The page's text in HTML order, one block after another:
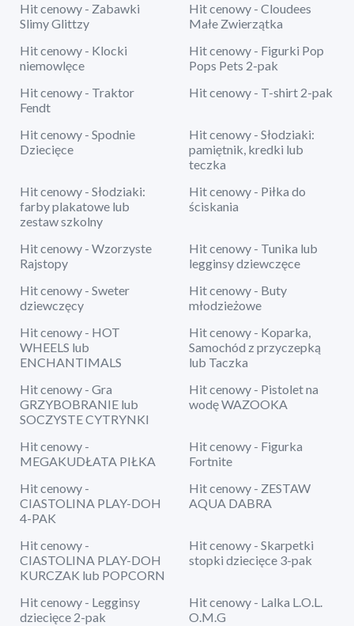
Hit cenowy - Zabawki
Slimy Glittzy
Hit cenowy - Cloudees
Małe Zwierzątka
Hit cenowy - Klocki
niemowlęce
Hit cenowy - Figurki Pop
Pops Pets 2-pak
Hit cenowy - Traktor
Fendt
Hit cenowy - T-shirt 2-pak
Hit cenowy - Spodnie
Dziecięce
Hit cenowy - Słodziaki:
pamiętnik, kredki lub
teczka
Hit cenowy - Słodziaki:
farby plakatowe lub
zestaw szkolny
Hit cenowy - Piłka do
ściskania
Hit cenowy - Wzorzyste
Rajstopy
Hit cenowy - Tunika lub
legginsy dziewczęce
Hit cenowy - Sweter
dziewczęcy
Hit cenowy - Buty
młodzieżowe
Hit cenowy - HOT
WHEELS lub
ENCHANTIMALS
Hit cenowy - Koparka,
Samochód z przyczepką
lub Taczka
Hit cenowy - Gra
GRZYBOBRANIE lub
SOCZYSTE CYTRYNKI
Hit cenowy - Pistolet na
wodę WAZOOKA
Hit cenowy -
MEGAKUDŁATA PIŁKA
Hit cenowy - Figurka
Fortnite
Hit cenowy -
CIASTOLINA PLAY-DOH
4-PAK
Hit cenowy - ZESTAW
AQUA DABRA
Hit cenowy -
CIASTOLINA PLAY-DOH
KURCZAK lub POPCORN
Hit cenowy - Skarpetki
stopki dziecięce 3-pak
Hit cenowy - Legginsy
dziecięce 2-pak
Hit cenowy - Lalka L.O.L.
O.M.G